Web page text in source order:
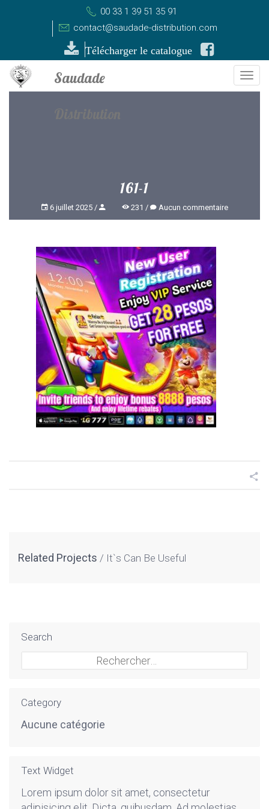
00 33 1 39 51 35 91
contact@saudade-distribution.com
Télécharger le catalogue
161-1
6 juillet 2025 231 Aucun commentaire
Related Projects It`s Can Be Useful
Search
Category
Aucune catégorie
Text Widget
Lorem ipsum dolor sit amet, consectetur